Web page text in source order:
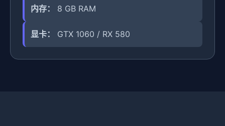
内存： 8 GB RAM
显卡： GTX 1060 / RX 580